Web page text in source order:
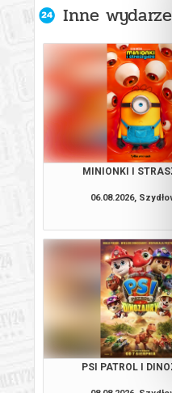
Inne
MINIONKI I
06.08.2026,
PSI PATROL I